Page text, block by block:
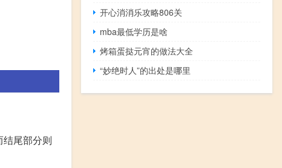
尾部分则
开心消消乐攻略806关
mba最低学历是啥
烤箱蛋挞元宵的做法大全
“妙绝时人”的出处是哪里